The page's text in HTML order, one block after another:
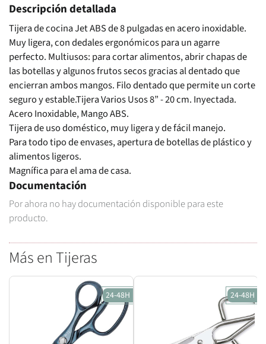
Descripción detallada
Tijera de cocina Jet ABS de 8 pulgadas en acero inoxidable.
Muy ligera, con dedales ergonómicos para un agarre
perfecto. Multiusos: para cortar alimentos, abrir chapas de
las botellas y algunos frutos secos gracias al dentado que
encierran ambos mangos. Filo dentado que permite un corte
seguro y estable.Tijera Varios Usos 8” - 20 cm. Inyectada.
Acero Inoxidable, Mango ABS.
Tijera de uso doméstico, muy ligera y de fácil manejo.
Para todo tipo de envases, apertura de botellas de plástico y
alimentos ligeros.
Magnífica para el ama de casa.
Documentación
Por ahora no hay documentación disponible para este
producto.
Más en Tijeras
24-48H 24-48H